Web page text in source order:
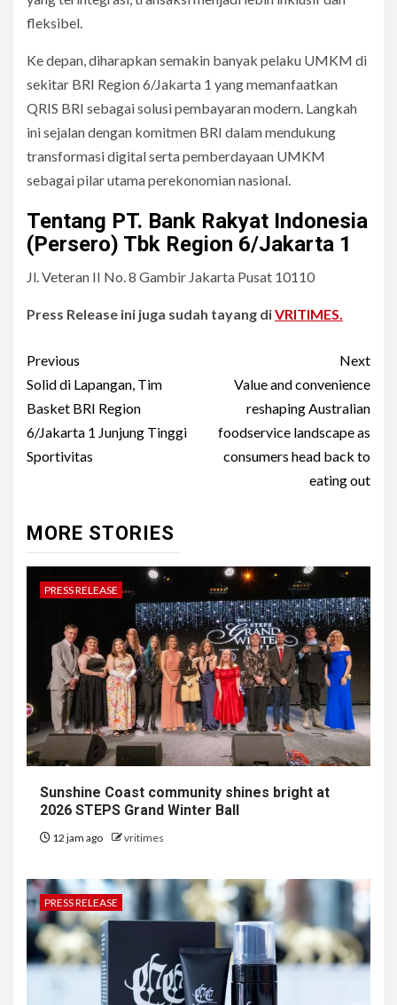
fleksibel.
Ke depan, diharapkan semakin banyak pelaku UMKM di
sekitar BRI Region 6/Jakarta 1 yang memanfaatkan
QRIS BRI sebagai solusi pembayaran modern. Langkah
ini sejalan dengan komitmen BRI dalam mendukung
transformasi digital serta pemberdayaan UMKM
sebagai pilar utama perekonomian nasional.
Tentang PT. Bank Rakyat Indonesia
(Persero) Tbk Region 6/Jakarta 1
Jl. Veteran II No. 8 Gambir Jakarta Pusat 10110
Press Release ini juga sudah tayang diVRITIMES.
Post
navigation
Previous
Solid di Lapangan, Tim
Basket BRI Region
6/Jakarta 1 Junjung Tinggi
Sportivitas
Next
Value and convenience
reshaping Australian
foodservice landscape as
consumers head back to
eating out
MORE STORIES
PRESS RELEASE
Sunshine Coast community shines bright at
2026 STEPS Grand Winter Ball
12 jam ago vritimes
PRESS RELEASE